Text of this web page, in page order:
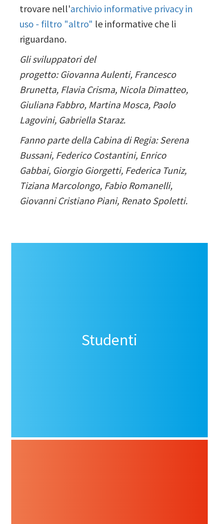
trovare nell'archivio informative privacy in
uso - filtro "altro" le informative che li
riguardano.
Gli sviluppatori del
progetto: GiovannaAulenti, Francesco
Brunetta, Flavia Crisma, Nicola Dimatteo,
Giuliana Fabbro, Martina Mosca, Paolo
Lagovini, Gabriella Staraz.
Fanno parte della Cabina di Regia: Serena
Bussani, Federico Costantini, Enrico
Gabbai, Giorgio Giorgetti, Federica Tuniz,
Tiziana Marcolongo, Fabio Romanelli,
Giovanni Cristiano Piani, Renato Spoletti.
Studenti